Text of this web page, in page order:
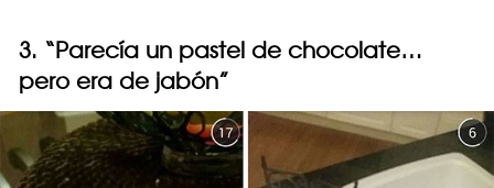
3. “Parecía un pastel de chocolate…
pero era de jabón”